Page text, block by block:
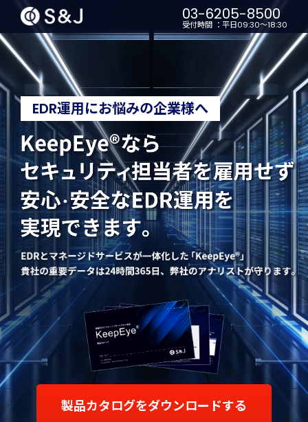
03-6205-8500
受付時間 ：平日09:30～18:30
EDR運用にお悩みの企業様へ
製品カタログをダウンロードする